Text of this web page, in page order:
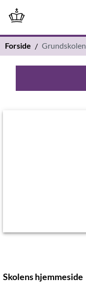
Forside Grundskolen
Skolens hjemmeside